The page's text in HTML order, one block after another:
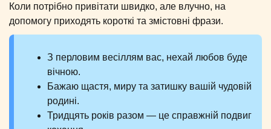
Коли потрібно привітати швидко, але влучно, на
допомогу приходять короткі та змістовні фрази.
З перловим весіллям вас, нехай любов буде
вічною.
Бажаю щастя, миру та затишку вашій чудовій
родині.
Тридцять років разом — це справжній подвиг